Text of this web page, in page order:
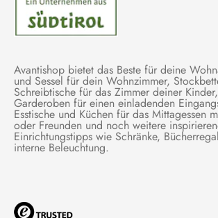
Avantishop bietet das Beste für deine
und Sessel für dein Wohnzimmer,
Schreibtische für das Zimmer deiner
Garderoben für einen einladenden
Esstische und Küchen für das Mittagessen
oder Freunden und noch weitere
Einrichtungstipps wie Schränke,
interne Beleuchtung.